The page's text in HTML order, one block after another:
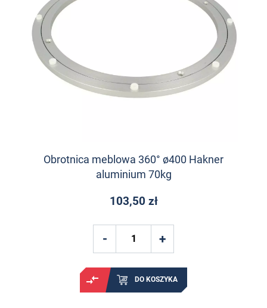
Obrotnica meblowa 360° ø400 Hakner
aluminium 70kg
103,50 zł
DO KOSZYKA